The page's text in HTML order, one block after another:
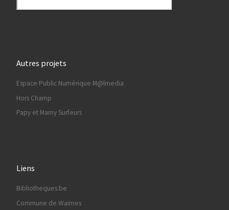
Autres projets
Espace Public Numérique M@lmedia
Hors Champ
Papy et Mamy Surfeurs
Liens
Bibliotheques.be
Commune de Waimes